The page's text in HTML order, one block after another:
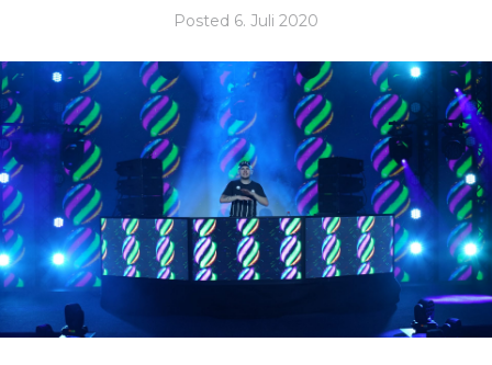
Posted 6. Juli 2020